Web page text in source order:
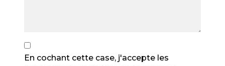
En cochant cette case, j'accepte les